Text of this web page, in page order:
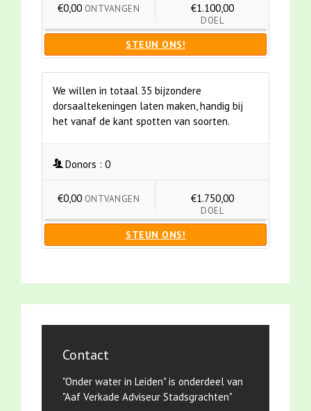
€0,00 ONTVANGEN €1.100,00
DOEL
STEUN ONS!
We willen in totaal 35 bijzondere
dorsaaltekeningen laten maken, handig bij
het vanaf de kant spotten van soorten.
Donors : 0
€0,00 ONTVANGEN €1.750,00
DOEL
STEUN ONS!
Contact
"Onder water in Leiden" is onderdeel van
"Aaf Verkade Adviseur Stadsgrachten"